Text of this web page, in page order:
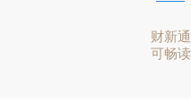
财新
可畅